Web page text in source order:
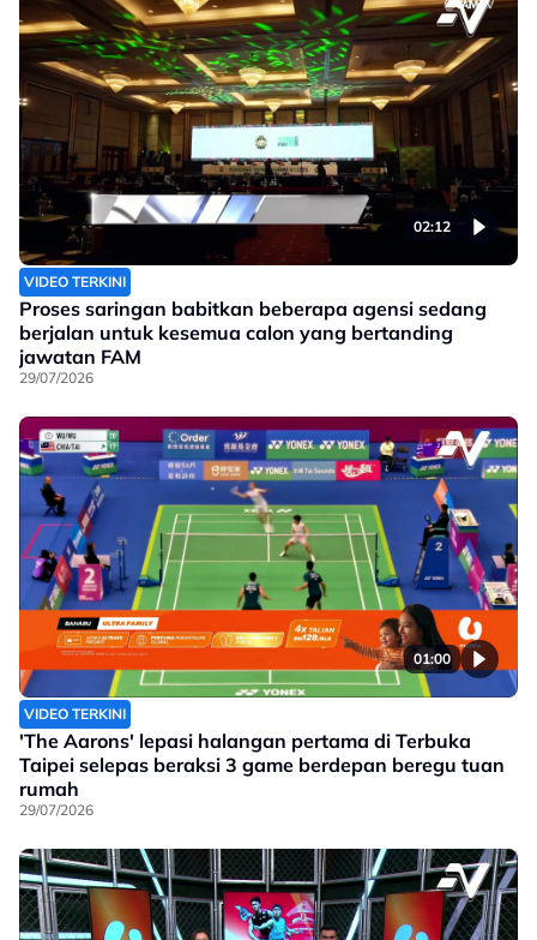
02:12
VIDEO TERKINI
Proses saringan babitkan beberapa agensi sedang
berjalan untuk kesemua calon yang bertanding
jawatan FAM
29/07/2026
01:00
VIDEO TERKINI
'The Aarons' lepasi halangan pertama di Terbuka
Taipei selepas beraksi 3 game berdepan beregu tuan
rumah
29/07/2026